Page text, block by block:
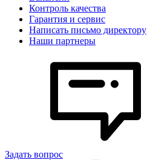
Контроль качества
Гарантия и сервис
Написать письмо директору
Наши партнеры
Задать вопрос